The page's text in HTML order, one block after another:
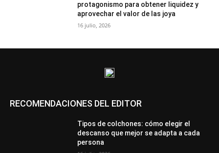
protagonismo para obtener liquidez y
aprovechar el valor de las joya
16 julio, 2026
RECOMENDACIONES DEL EDITOR
Tipos de colchones: cómo elegir el
descanso que mejor se adapta a cada
persona